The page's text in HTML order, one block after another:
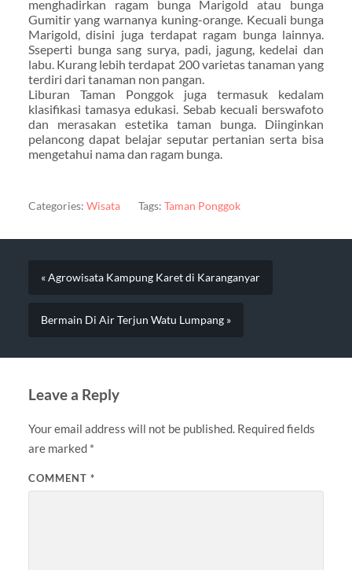
menghadirkan ragam bunga Marigold atau bunga
Gumitir yang warnanya kuning-orange. Kecuali bunga
Marigold, disini juga terdapat ragam bunga lainnya.
Sseperti bunga sang surya, padi, jagung, kedelai dan
labu. Kurang lebih terdapat 200 varietas tanaman yang
terdiri dari tanaman non pangan.
Liburan Taman Ponggok juga termasuk kedalam
klasifikasi tamasya edukasi. Sebab kecuali berswafoto
dan merasakan estetika taman bunga. Diinginkan
pelancong dapat belajar seputar pertanian serta bisa
mengetahui nama dan ragam bunga.
Categories: Wisata Tags: Taman Ponggok
« Agrowisata Kampung Karet di Karanganyar
Bermain Di Air Terjun Watu Lumpang »
Leave a Reply
Your email address will not be published. Required fields
are marked *
COMMENT *